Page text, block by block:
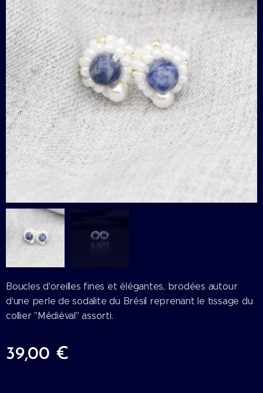
Boucles d'oreilles fines et élégantes, brodées autour
d'une perle de sodalite du Brésil reprenant le tissage du
collier "Médiéval" assorti.
39,00 €